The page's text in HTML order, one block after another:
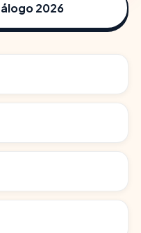
2026